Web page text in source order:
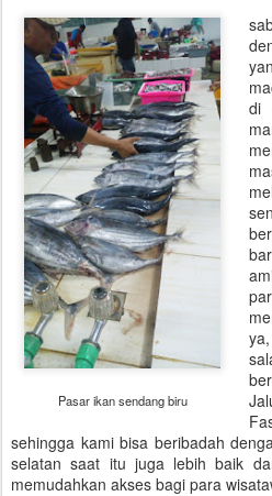
Pasar ikan sendang biru
di
sehingga kami bisa beribadah
selatan saat itu juga lebih baik
memudahkan akses bagi para